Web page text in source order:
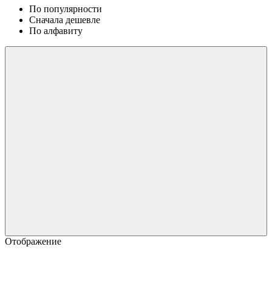
По популярности
Сначала дешевле
По алфавиту
Отображение